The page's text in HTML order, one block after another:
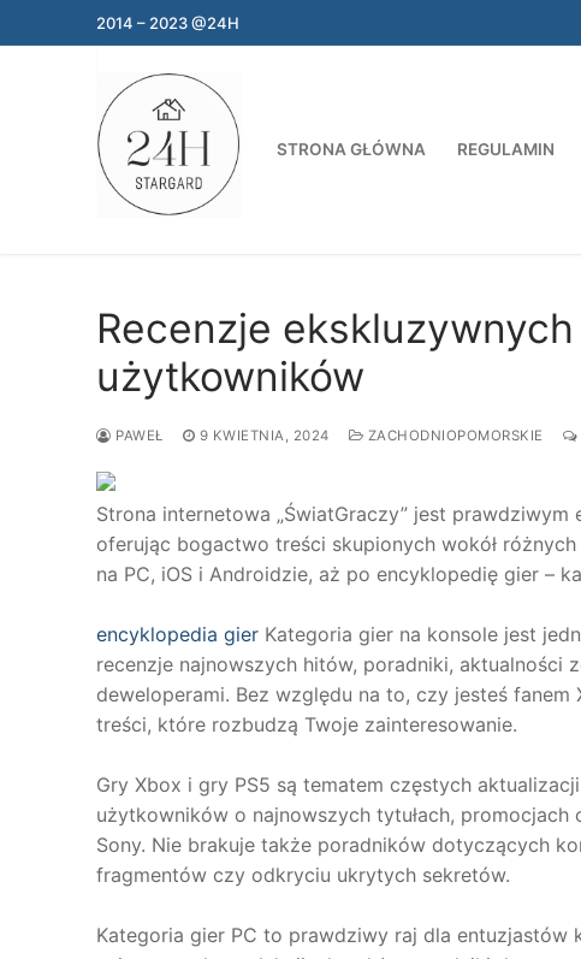
do
2014 – 2023 @24H
STRONA GŁÓWNA REGULAMIN
Recenzje
użytkowników
PAWEŁ 9 KWIETNIA, 2024 ZACHODNIOPOMORSKIE
Strona internetowa „ŚwiatGraczy” jest
oferując bogactwo treści skupionych wokół
na PC, iOS i Androidzie, aż po encyklopedię gier –
encyklopedia gier Kategoria gier na konsole jest
recenzje najnowszych hitów, poradniki,
deweloperami. Bez względu na to, czy jesteś
treści, które rozbudzą Twoje zainteresowanie.
Gry Xbox i gry PS5 są tematem częstych
użytkowników o najnowszych tytułach,
Sony. Nie brakuje także poradników dotyczących
fragmentów czy odkryciu ukrytych sekretów.
Kategoria gier PC to prawdziwy raj dla